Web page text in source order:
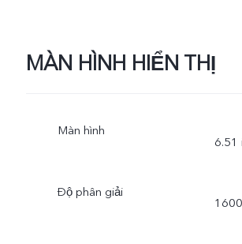
MÀN HÌNH HIỂN THỊ
Màn hình
6.51
Độ phân giải